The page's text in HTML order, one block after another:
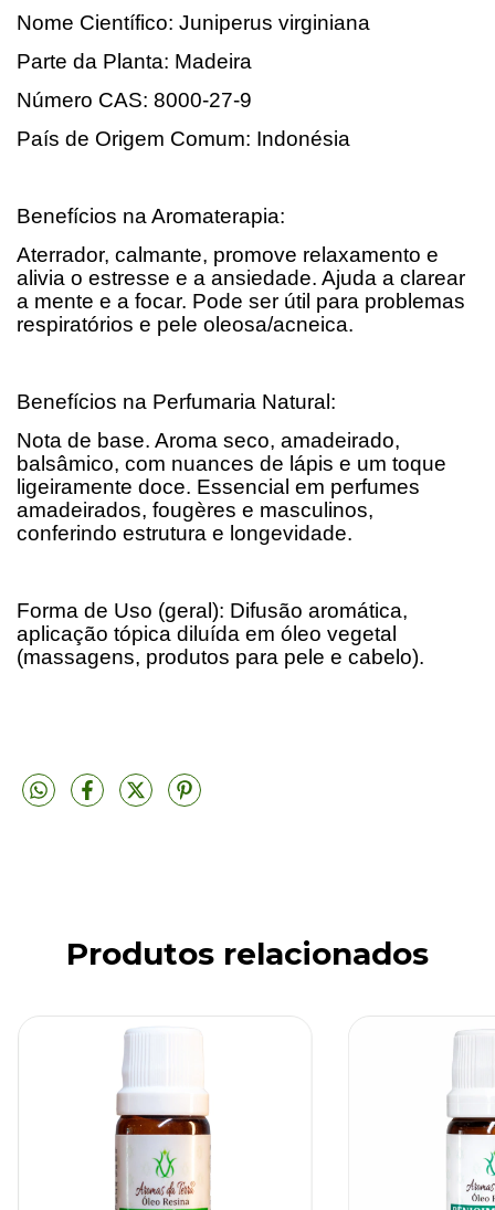
Nome Científico: Juniperus virginiana
Parte da Planta: Madeira
Número CAS: 8000-27-9
País de Origem Comum: Indonésia
Benefícios na Aromaterapia:
Aterrador, calmante, promove relaxamento e
alivia o estresse e a ansiedade. Ajuda a clarear
a mente e a focar. Pode ser útil para problemas
respiratórios e pele oleosa/acneica.
Benefícios na Perfumaria Natural:
Nota de base. Aroma seco, amadeirado,
balsâmico, com nuances de lápis e um toque
ligeiramente doce. Essencial em perfumes
amadeirados, fougères e masculinos,
conferindo estrutura e longevidade.
Forma de Uso (geral): Difusão aromática,
aplicação tópica diluída em óleo vegetal
(massagens, produtos para pele e cabelo).
Produtos relacionados